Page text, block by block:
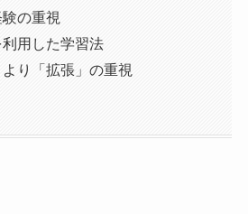
の重視
用した学習法
より「拡張」の重視